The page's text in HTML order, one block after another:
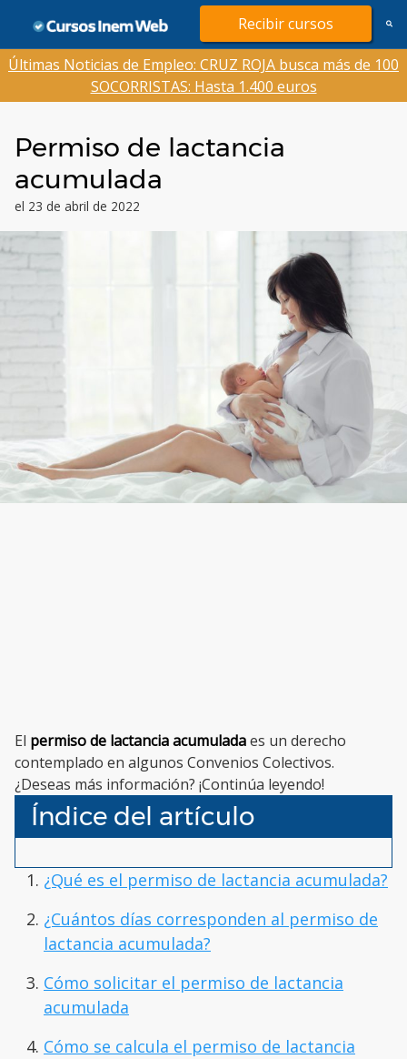
contenido
Recibir cursos
Últimas Noticias de Empleo: CRUZ ROJA busca más de 100
SOCORRISTAS: Hasta 1.400 euros
Permiso de lactancia
acumulada
el 23 de abril de 2022
El permiso de lactancia acumuladaes un derecho
contemplado en algunos Convenios Colectivos.
¿Deseas más información? ¡Continúa leyendo!
Índice del artículo
¿Qué es el permiso de lactancia acumulada?
¿Cuántos días corresponden al permiso de
lactancia acumulada?
Cómo solicitar el permiso de lactancia
acumulada
Cómo se calcula el permiso de lactancia